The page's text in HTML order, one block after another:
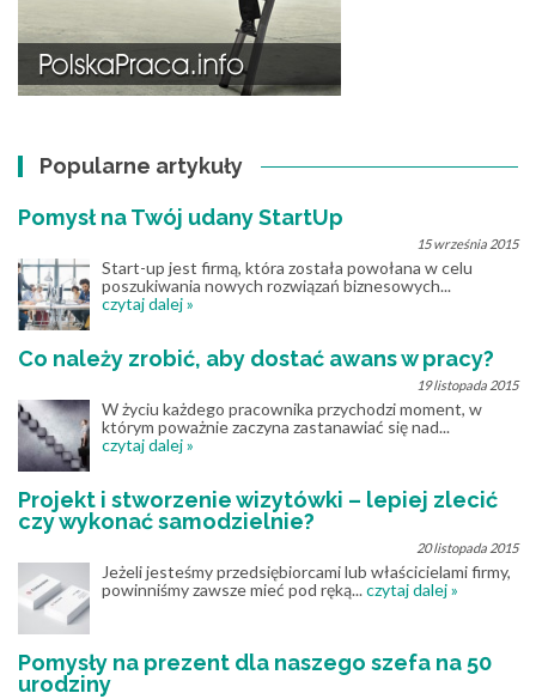
Popularne artykuły
Pomysł na Twój udany StartUp
15 września 2015
Start-up jest firmą, która została powołana w celu
poszukiwania nowych rozwiązań biznesowych...
czytaj dalej »
Co należy zrobić, aby dostać awans w pracy?
19 listopada 2015
W życiu każdego pracownika przychodzi moment, w
którym poważnie zaczyna zastanawiać się nad...
czytaj dalej »
Projekt i stworzenie wizytówki – lepiej zlecić
czy wykonać samodzielnie?
20 listopada 2015
Jeżeli jesteśmy przedsiębiorcami lub właścicielami firmy,
powinniśmy zawsze mieć pod ręką...czytaj dalej »
Pomysły na prezent dla naszego szefa na 50
urodziny